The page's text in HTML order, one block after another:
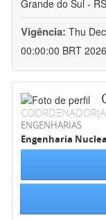
Grande do Sul -
Vigência: Thu
00:00:00 BRT 2026
ENGENHARIAS
Engenharia